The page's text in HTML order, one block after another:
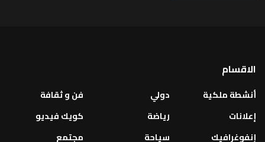
الاقسام
أنشطة ملكية
إعلانات
إنفوغرافيك
دولي
رياضة
سياحة
فن و ثقافة
كويك فيديو
مجتمع